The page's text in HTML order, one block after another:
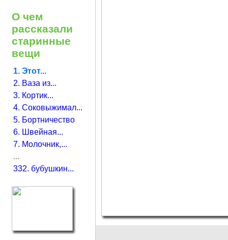
О чем
рассказали
старинные
вещи
1. Этот...
2. Ваза из...
3. Кортик...
4. Соковыжимал...
5. Бортничество
6. Швейная...
7. Молочник,...
...
332. бубушкин...